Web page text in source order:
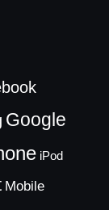
Google
iPod
Mobile